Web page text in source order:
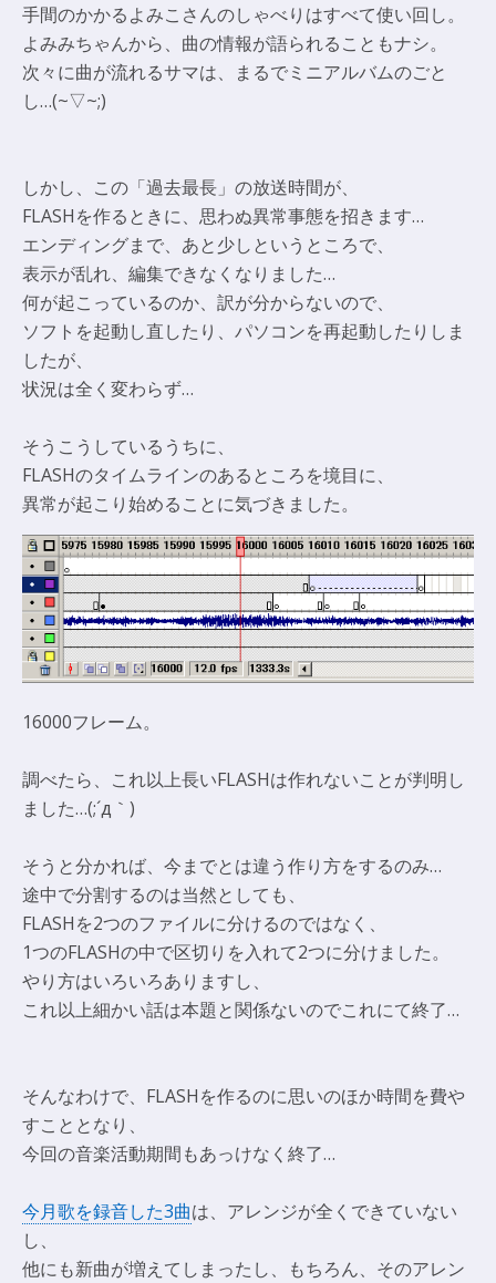
手間のかかるよみこさんのしゃべりはすべて使い回し。
よみみちゃんから、曲の情報が語られることもナシ。
次々に曲が流れるサマは、まるでミニアルバムのごと
し…(~▽~;)
しかし、この「過去最長」の放送時間が、
FLASHを作るときに、思わぬ異常事態を招きます…
エンディングまで、あと少しというところで、
表示が乱れ、編集できなくなりました…
何が起こっているのか、訳が分からないので、
ソフトを起動し直したり、パソコンを再起動したりしま
したが、
状況は全く変わらず…
そうこうしているうちに、
FLASHのタイムラインのあるところを境目に、
異常が起こり始めることに気づきました。
16000フレーム。
調べたら、これ以上長いFLASHは作れないことが判明し
ました…(;´д｀)
そうと分かれば、今までとは違う作り方をするのみ…
途中で分割するのは当然としても、
FLASHを2つのファイルに分けるのではなく、
1つのFLASHの中で区切りを入れて2つに分けました。
やり方はいろいろありますし、
これ以上細かい話は本題と関係ないのでこれにて終了…
そんなわけで、FLASHを作るのに思いのほか時間を費や
すこととなり、
今回の音楽活動期間もあっけなく終了…
今月歌を録音した3曲は、アレンジが全くできていない
し、
他にも新曲が増えてしまったし、もちろん、そのアレン